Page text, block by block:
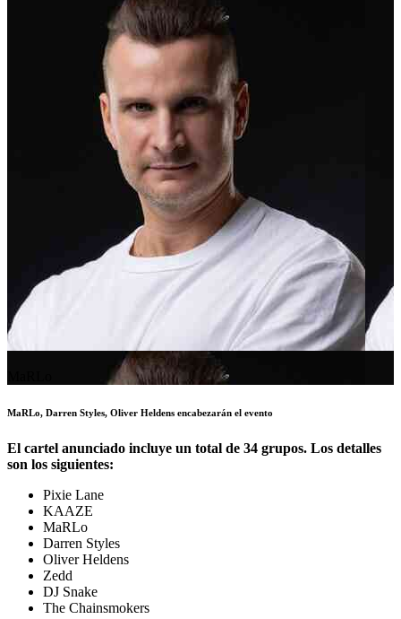
MaRLo, Darren Styles, Oliver Heldens encabezarán el evento
El cartel anunciado incluye un total de 34 grupos. Los detalles
son los siguientes:
Pixie Lane
KAAZE
MaRLo
Darren Styles
Oliver Heldens
Zedd
DJ Snake
The Chainsmokers